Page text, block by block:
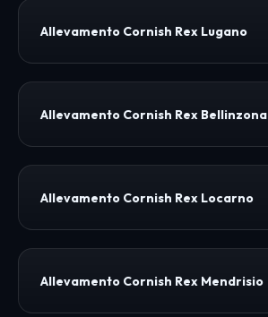
Allevamento Cornish Rex Lugano
Allevamento Cornish Rex Bellinzona
Allevamento Cornish Rex Locarno
Allevamento Cornish Rex Mendrisio